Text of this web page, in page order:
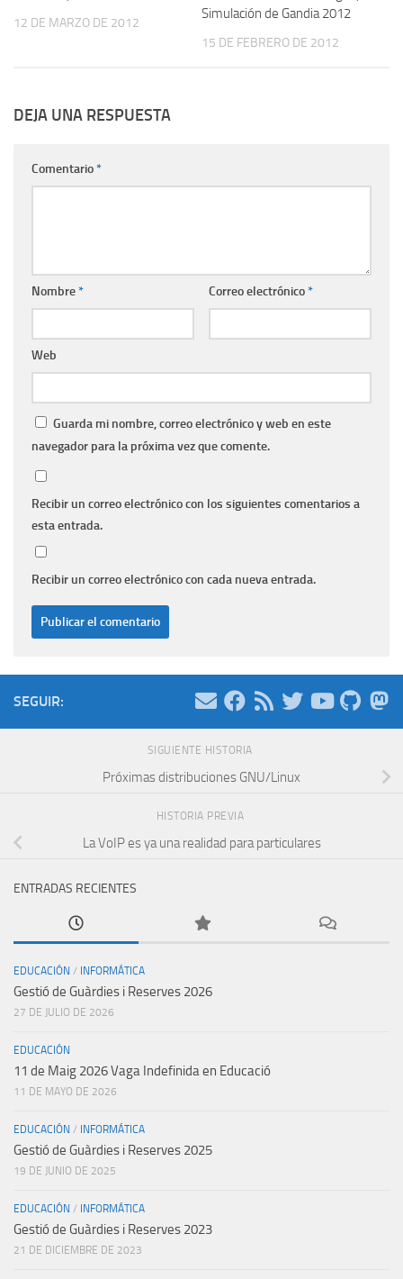
12 DE MARZO DE 2012
Simulación de Gandia 2012
15 DE FEBRERO DE 2012
DEJA UNA RESPUESTA
Comentario*
Nombre* Correo electrónico*
Web
Guarda mi nombre, correo electrónico y web en este
navegador para la próxima vez que comente.
Recibir un correo electrónico con los siguientes comentarios a
esta entrada.
Recibir un correo electrónico con cada nueva entrada.
SEGUIR:
SIGUIENTE HISTORIA
Próximas distribuciones GNU/Linux
HISTORIA PREVIA
La VoIP es ya una realidad para particulares
ENTRADAS RECIENTES
EDUCACIÓN / INFORMÁTICA
Gestió de Guàrdies i Reserves 2026
27 DE JULIO DE 2026
EDUCACIÓN
11 de Maig 2026 Vaga Indefinida en Educació
11 DE MAYO DE 2026
EDUCACIÓN / INFORMÁTICA
Gestió de Guàrdies i Reserves 2025
19 DE JUNIO DE 2025
EDUCACIÓN / INFORMÁTICA
Gestió de Guàrdies i Reserves 2023
21 DE DICIEMBRE DE 2023